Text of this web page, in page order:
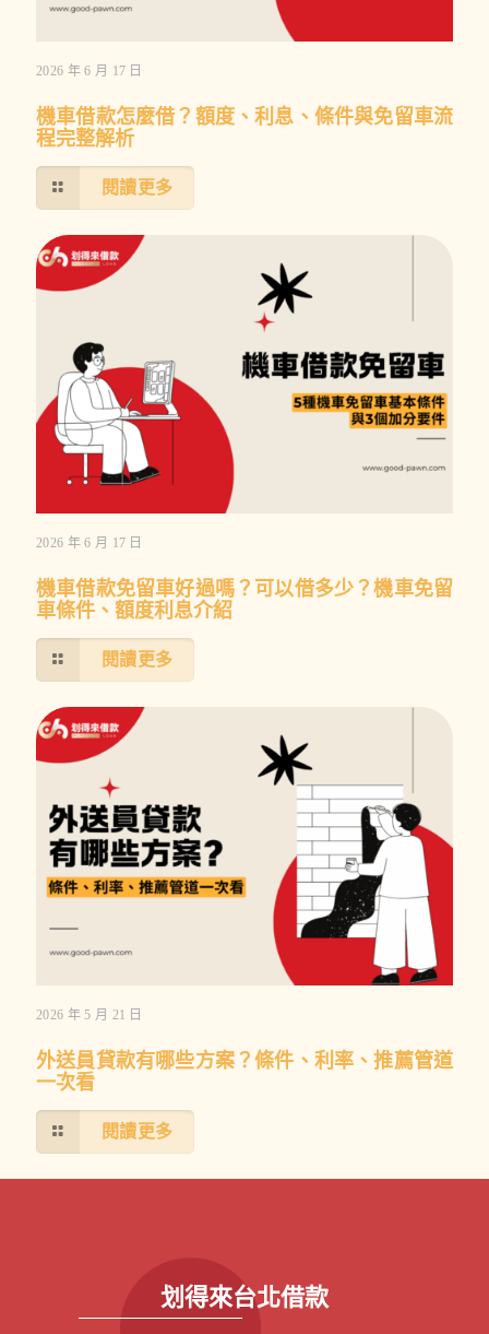
2026 年 6 月 17 日
機車借款怎麼借？額度、利息、條件與免留車流
程完整解析
閱讀更多
2026 年 6 月 17 日
機車借款免留車好過嗎？可以借多少？機車免留
車條件、額度利息介紹
閱讀更多
2026 年 5 月 21 日
外送員貸款有哪些方案？條件、利率、推薦管道
一次看
閱讀更多
划得來台北借款